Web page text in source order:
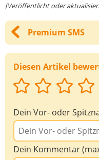
[Veröffentlicht oder
Premium SMS
Diesen Artikel
Dein Vor- oder
Dein Kommentar